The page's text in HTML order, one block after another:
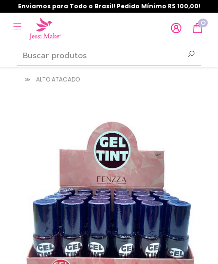
Enviamos para Todo o Brasil! Pedido Mínimo R$ 100,00!
0
ALTO ATACADO